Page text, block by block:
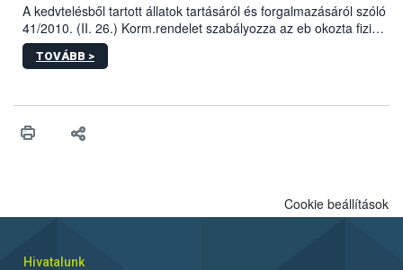
A kedvtelésből tartott állatok tartásáról és forgalmazásáról szóló
41/2010. (II. 26.) Korm.rendelet szabályozza az eb okozta fizikai
sérülés, illetve ennek veszélye keletkezésekor felmerülő
hatósági feladatokat, valamint a veszélyes eb tartását és annak
TOVÁBB >
Cookie beállítások
Hivatalunk